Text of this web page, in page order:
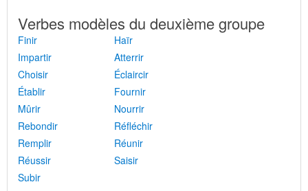
Verbes modèles du deuxième groupe
Finir
Haïr
Impartir
Atterrir
Choisir
Éclaircir
Établir
Fournir
Mûrir
Nourrir
Rebondir
Réfléchir
Remplir
Réunir
Réussir
Saisir
Subir